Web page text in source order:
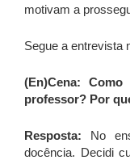
motivam a
Segue a entrevista
(En)Cena:
professor? Por
Resposta: No
docência. Decidi